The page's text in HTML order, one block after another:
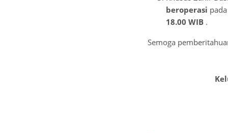
beroperasi
18.00 WIB .
Semoga